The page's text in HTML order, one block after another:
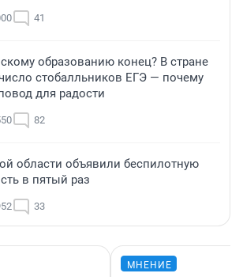
41
образованию конец? В стране
число стобалльников ЕГЭ — почему
для радости
82
области объявили беспилотную
в пятый раз
33
МНЕНИЕ